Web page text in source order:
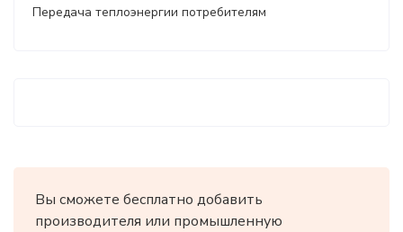
Передача теплоэнергии потребителям
Вы сможете бесплатно добавить
производителя или промышленную